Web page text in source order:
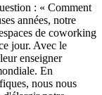
: « Comment
années, notre
de coworking
jour. Avec le
enseigner
En
nous nous